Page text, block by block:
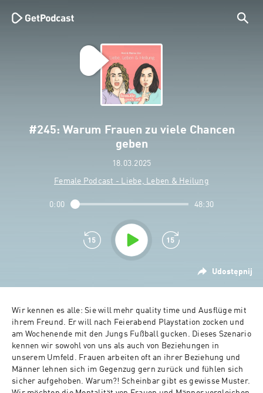
#245: Warum Frauen zu viele Chancen
geben
18.03.2025
Female Podcast - Liebe, Leben & Heilung
Udostępnij
0:00 48:30
Wir kennen es alle: Sie will mehr quality time und Ausflüge mit
ihrem Freund. Er will nach Feierabend Playstation zocken und
am Wochenende mit den Jungs Fußball gucken. Dieses Szenario
kennen wir sowohl von uns als auch von Beziehungen in
unserem Umfeld. Frauen arbeiten oft an ihrer Beziehung und
Männer lehnen sich im Gegenzug gern zurück und fühlen sich
sicher aufgehoben. Warum?! Scheinbar gibt es gewisse Muster.